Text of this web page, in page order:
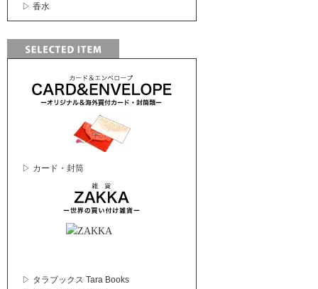
▷ 香水
▷ カード・封筒
▷ タラブックス Tara Books